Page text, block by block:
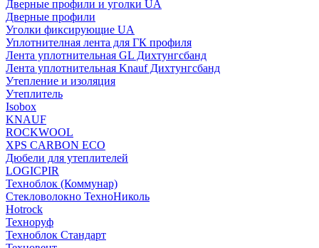
Дверные профили и уголки UA
Дверные профили
Уголки фиксирующие UA
Уплотнителная лента для ГК профиля
Лента уплотнительная GL Дихтунгсбанд
Лента уплотнительная Knauf Дихтунгсбанд
Утепление и изоляция
Утеплитель
Isobox
KNAUF
ROCKWOOL
XPS CARBON ECO
Дюбели для утеплителей
LOGICPIR
Техноблок (Коммунар)
Стекловолокно ТехноНиколь
Hotrock
Технoруф
Техноблок Стандарт